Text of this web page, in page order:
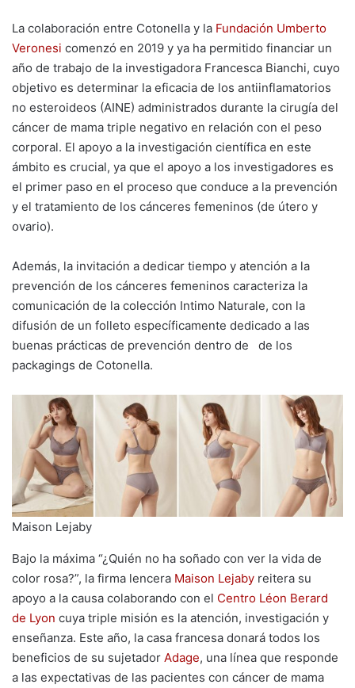
La colaboración entre Cotonella y la Fundación Umberto
Veronesi comenzó en 2019 y ya ha permitido financiar un
año de trabajo de la investigadora Francesca Bianchi, cuyo
objetivo es determinar la eficacia de los antiinflamatorios
no esteroideos (AINE) administrados durante la cirugía del
cáncer de mama triple negativo en relación con el peso
corporal. El apoyo a la investigación científica en este
ámbito es crucial, ya que el apoyo a los investigadores es
el primer paso en el proceso que conduce a la prevención
y el tratamiento de los cánceres femeninos (de útero y
ovario).
Además, la invitación a dedicar tiempo y atención a la
prevención de los cánceres femeninos caracteriza la
comunicación de la colección Intimo Naturale, con la
difusión de un folleto específicamente dedicado a las
buenas prácticas de prevención dentro de de los
packagings de Cotonella.
Maison Lejaby
Bajo la máxima “¿Quién no ha soñado con ver la vida de
color rosa?”, la firma lencera Maison Lejaby reitera su
apoyo a la causa colaborando con el Centro Léon Berard
de Lyon cuya triple misión es la atención, investigación y
enseñanza. Este año, la casa francesa donará todos los
beneficios de su sujetador Adage, una línea que responde
a las expectativas de las pacientes con cáncer de mama